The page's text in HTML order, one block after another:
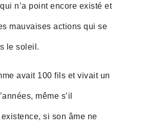
n’a point encore existé et
mauvaises actions qui se
le soleil.
avait 100 fils et vivait un
même s’il
si son âme ne